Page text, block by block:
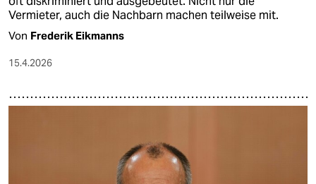
Vermieter, auch die Nachbarn machen teilweise mit.
Von Frederik Eikmanns
15.4.2026